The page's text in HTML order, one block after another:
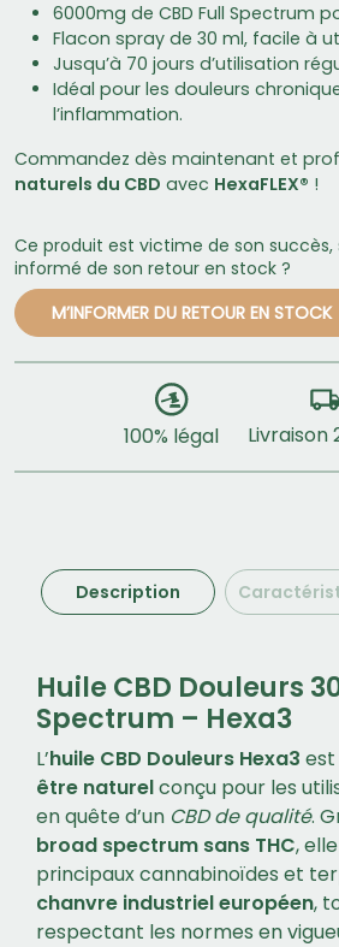
6000mg de CBD Full Spectrum
Flacon spray de 30 ml, facile à
Jusqu’à 70 jours d’utilisation
Idéal pour les douleurs
l’inflammation.
Commandez dès maintenant et
naturels du CBD avec HexaFLEX® !
Ce produit est victime de son
informé de son retour en stock ?
M’INFORMER DU RETOUR EN STOCK
100% légal
Description
Huile CBD Douleurs
Spectrum – Hexa3
L’huile CBD Douleurs Hexa3 est
être naturelconçu pour les
en quête d’un CBD de qualité.
broad spectrum sans THC,
principaux cannabinoïdes et
chanvre industriel européen,
respectant les normes en